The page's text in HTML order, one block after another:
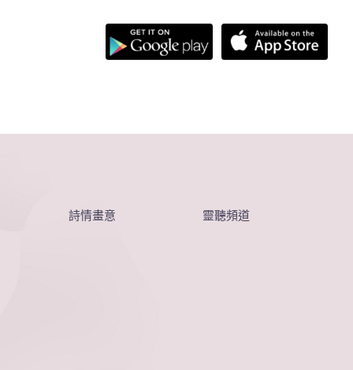
詩情畫意 靈聽頻道